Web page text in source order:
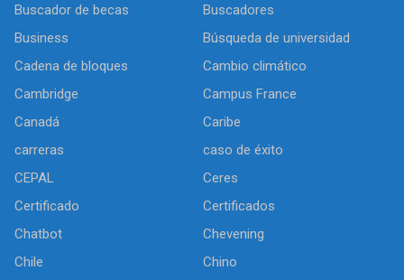
Buscador de becas
Buscadores
Business
Búsqueda de universidad
Cadena de bloques
Cambio climático
Cambridge
Campus France
Canadá
Caribe
carreras
caso de éxito
CEPAL
Ceres
Certificado
Certificados
Chatbot
Chevening
Chile
Chino